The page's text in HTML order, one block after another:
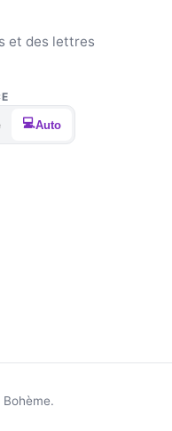
et des lettres
💻Auto